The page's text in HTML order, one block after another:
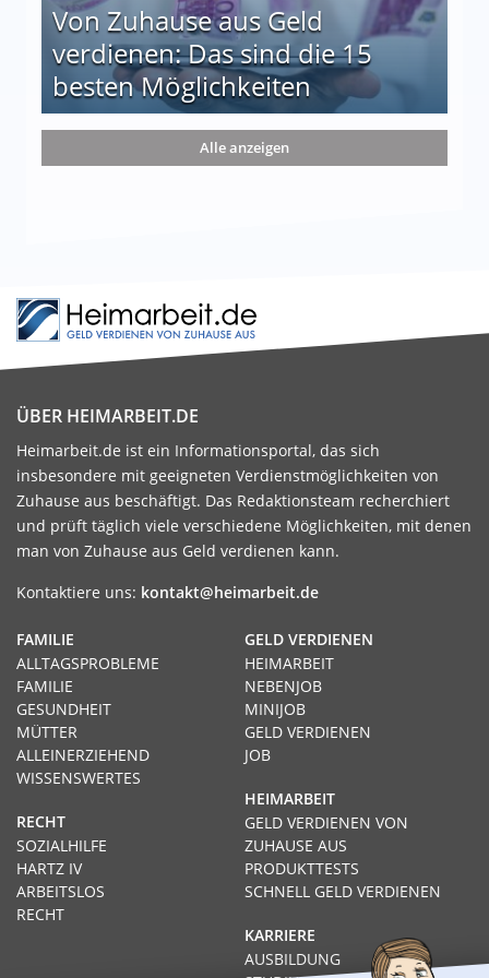
Von Zuhause aus Geld
verdienen: Das sind die 15
besten Möglichkeiten
die 15 besten Möglichkeiten
Alle anzeigen
ÜBER HEIMARBEIT.DE
Heimarbeit.de ist ein Informationsportal, das sich
insbesondere mit geeigneten Verdienstmöglichkeiten von
Zuhause aus beschäftigt. Das Redaktionsteam recherchiert
und prüft täglich viele verschiedene Möglichkeiten, mit denen
man von Zuhause aus Geld verdienen kann.
Kontaktiere uns: kontakt@heimarbeit.de
GELD VERDIENEN
HEIMARBEIT
NEBENJOB
MINIJOB
GELD VERDIENEN
JOB
HEIMARBEIT
GELD VERDIENEN VON
ZUHAUSE AUS
PRODUKTTESTS
SCHNELL GELD VERDIENEN
KARRIERE
AUSBILDUNG
FAMILIE
ALLTAGSPROBLEME
FAMILIE
GESUNDHEIT
MÜTTER
ALLEINERZIEHEND
WISSENSWERTES
RECHT
SOZIALHILFE
HARTZ IV
ARBEITSLOS
RECHT